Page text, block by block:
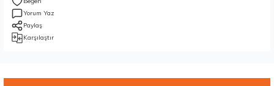
Yorum Yaz
Paylaş
Karşılaştır